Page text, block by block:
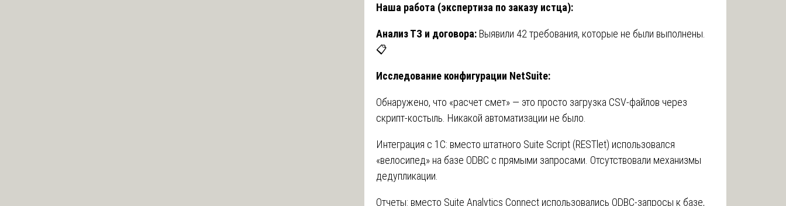
Наша работа (экспертиза по заказу истца):
Анализ ТЗ и договора: Выявили 42 требования, которые не были выполнены.
📋
Исследование конфигурации NetSuite:
Обнаружено, что «расчет смет» — это просто загрузка CSV-файлов через
скрипт-костыль. Никакой автоматизации не было.
Интеграция с 1С: вместо штатного Suite Script (RESTlet) использовался
«велосипед» на базе ODBC с прямыми запросами. Отсутствовали механизмы
дедупликации.
Отчеты: вместо Suite Analytics Connect использовались ODBC-запросы к базе,